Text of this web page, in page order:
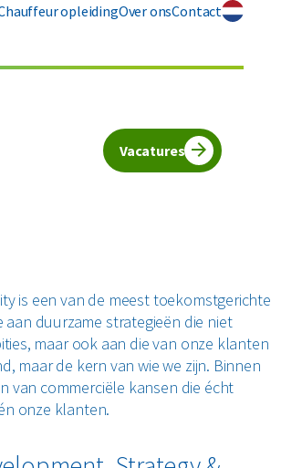
opleidingOver onsContact
Vacatures
is een van de meest toekomstgerichte
duurzame strategieën die niet
maar ook aan die van onze klanten
maar de kern van wie we zijn. Binnen
van commerciële kansen die écht
onze klanten.